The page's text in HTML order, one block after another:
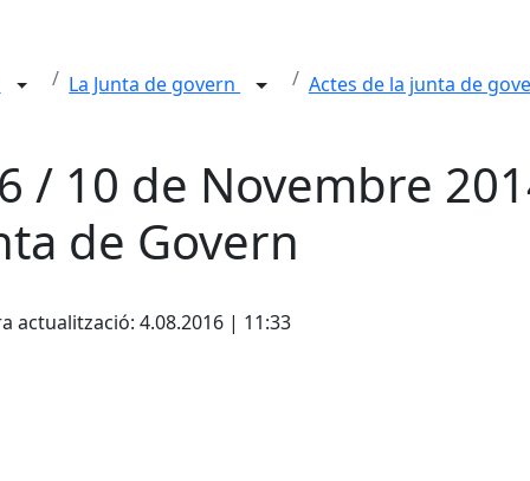
La Junta de govern
Actes de la junta de
/ 10 de Novembre
de Govern
actualització: 4.08.2016 | 11:33